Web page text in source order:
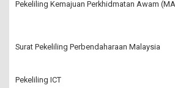
Pekeliling Kemajuan Perkhidmatan Awam
Surat Pekeliling Perbendaharaan Malaysia
Pekeliling ICT